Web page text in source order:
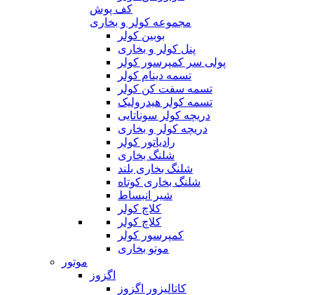
کف پوش
مجموعه کولر و بخاری
بوبین کولر
پنل کولر و بخاری
پولی سر کمپرسور کولر
تسمه دینام کولر
تسمه سفت کن کولر
تسمه کولر هیدرولیک
دریچه کولر سوناتایی
دریچه کولر و بخاری
رادیاتور کولر
شلنگ بخاری
شلنگ بخاری بلند
شلنگ بخاری کوتاه
شیر انبساط
کلاچ کولر
کلاچ کولر
کمپرسور کولر
موتو بخاری
موتور
اگزوز
کاتالیزور اگزوز